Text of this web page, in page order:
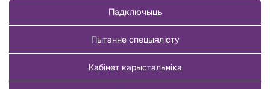
Падключыць
Пытанне спецыялісту
Кабінет карыстальніка